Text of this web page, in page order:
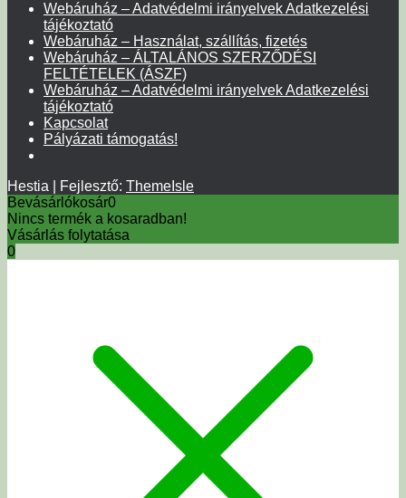
Webáruház – Adatvédelmi irányelvek Adatkezelési
tájékoztató
Webáruház – Használat, szállítás, fizetés
Webáruház – ÁLTALÁNOS SZERZŐDÉSI
FELTÉTELEK (ÁSZF)
Webáruház – Adatvédelmi irányelvek Adatkezelési
tájékoztató
Kapcsolat
Pályázati támogatás!
Hestia | Fejlesztő: ThemeIsle
Bevásárlókosár0
Nincs termék a kosaradban!
Vásárlás folytatása
0